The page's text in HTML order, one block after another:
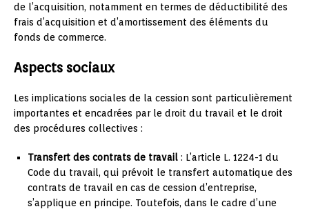
de l’acquisition, notamment en termes de déductibilité des
frais d’acquisition et d’amortissement des éléments du
fonds de commerce.
Aspects sociaux
Les implications sociales de la cession sont particulièrement
importantes et encadrées par le droit du travail et le droit
des procédures collectives :
Transfert des contrats de travail : L’article L. 1224-1 du
Code du travail, qui prévoit le transfert automatique des
contrats de travail en cas de cession d’entreprise,
s’applique en principe. Toutefois, dans le cadre d’une